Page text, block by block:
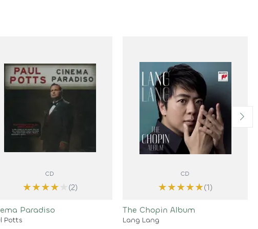
CD
★★★★ (2)
Paradiso
Potts
CD
★★★★★(1)
The Chopin Album
Lang Lang